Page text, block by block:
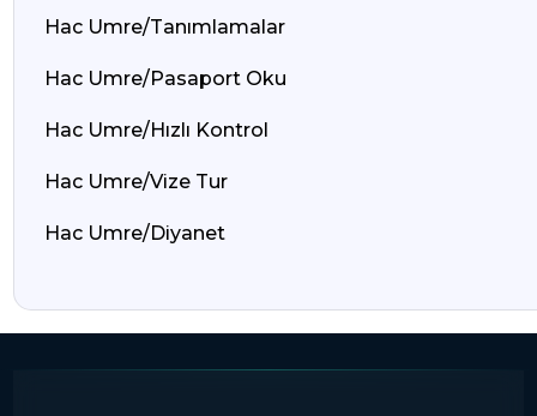
Hac Umre/Tanımlamalar
Hac Umre/Pasaport Oku
Hac Umre/Hızlı Kontrol
Hac Umre/Vize Tur
Hac Umre/Diyanet